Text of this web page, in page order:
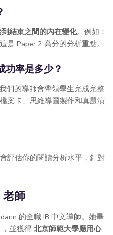
結束之間的內在變化。例如：
Paper 2 高分的分析重點。
功率是多少？
們的導師會帶領學生完成完整
案卡、思維導圖製作和真題演
評估你的閱讀分析水平，針對
老師
的全職 IB 中文導師。她畢
，並獲得 北京師範大學應用心